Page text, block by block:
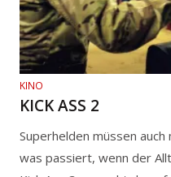
KINO
KICK ASS 2
Superhelden müssen
was passiert, wenn der